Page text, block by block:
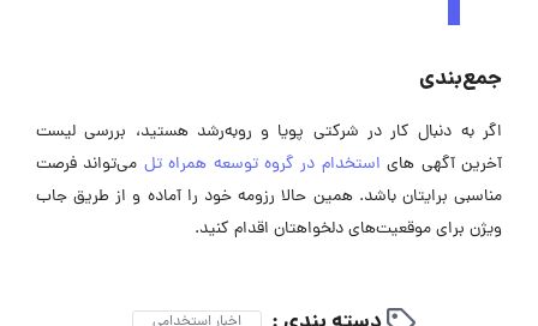
جمع‌بندی
اگر به دنبال کار در شرکتی پویا و رو‌به‌رشد هستید، بررسی لیست
آخرین آگهی های استخدام در گروه توسعه همراه تل می‌تواند فرصت
مناسبی برایتان باشد. همین حالا رزومه خود را آماده و از طریق جاب
ویژن برای موقعیت‌های دلخواهتان اقدام کنید.